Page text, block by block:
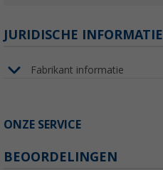
JURIDISCHE INFORMATIE
Fabrikant informatie
ONZE SERVICE
BEOORDELINGEN